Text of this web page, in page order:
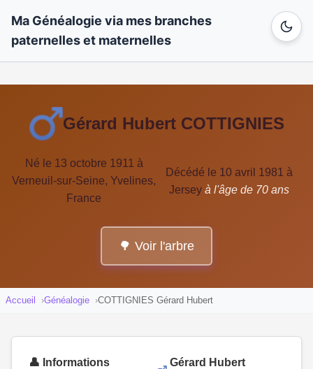
Ma Généalogie via mes branches
paternelles et maternelles
Gérard Hubert COTTIGNIES
Né le 13 octobre 1911 à
Verneuil-sur-Seine, Yvelines,
France
Décédé le 10 avril 1981 à
Jersey à l'âge de 70 ans
🌳 Voir l'arbre
Accueil Généalogie COTTIGNIES Gérard Hubert
👤 Informations
Gérard Hubert